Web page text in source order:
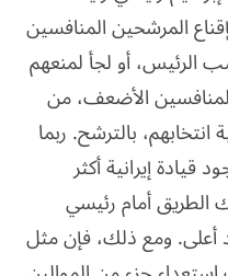
المرشحين المنافسين
الرئيس، أو لجأ لمنعهم
الأضعف، من
بالترشح. ربما
إيرانية أكثر
الطريق أمام رئيسي
أعلى. ومع ذلك، فإن مثل